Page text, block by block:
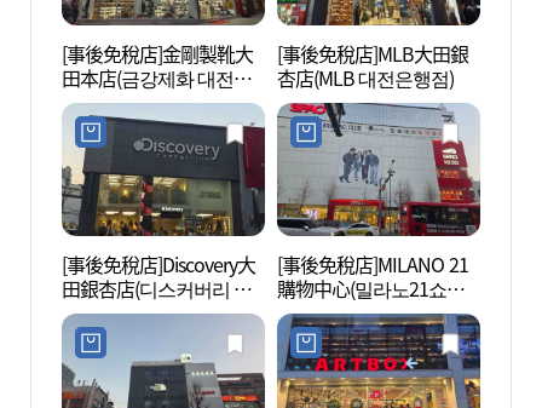
[事後免稅店]金剛製靴大
田本店(금강제화 대전본
점)
[事後免稅店]MLB大田銀
杏店(MLB 대전은행점)
[事後免稅店]Discovery大
田銀杏店(디스커버리 대
전은행점)
[事後免稅店]MILANO 21
購物中心(밀라노21쇼핑
몰)